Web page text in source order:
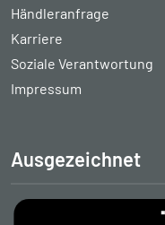
Händleranfrage
Karriere
Soziale Verantwortung
Impressum
Ausgezeichnet